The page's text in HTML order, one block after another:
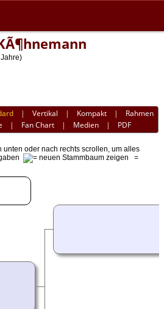
|Vertikal | Kompakt | Rahmen
| Fan Chart | Medien | PDF
unten oder nach rechts scrollen, um alles
=